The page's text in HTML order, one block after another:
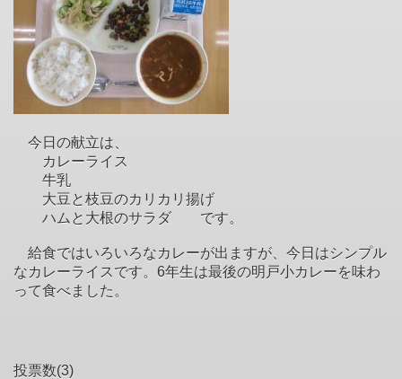
今日の献立は、
カレーライス
牛乳
大豆と枝豆のカリカリ揚げ
ハムと大根のサラダ です。
給食ではいろいろなカレーが出ますが、今日はシンプル
なカレーライスです。6年生は最後の明戸小カレーを味わ
って食べました。
投票数(3)